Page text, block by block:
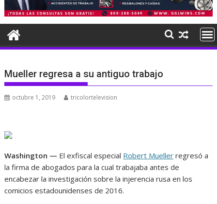
Mueller regresa a su antiguo trabajo
octubre 1, 2019 tricolortelevision
Washington — El exfiscal especial Robert Mueller regresó a
la firma de abogados para la cual trabajaba antes de
encabezar la investigación sobre la injerencia rusa en los
comicios estadounidenses de 2016.